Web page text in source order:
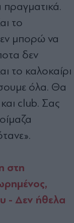
το
μπορώ να
δεν
το καλοκαίρι
όλα. Θα
club. Σας
στη
- Δεν ήθελα